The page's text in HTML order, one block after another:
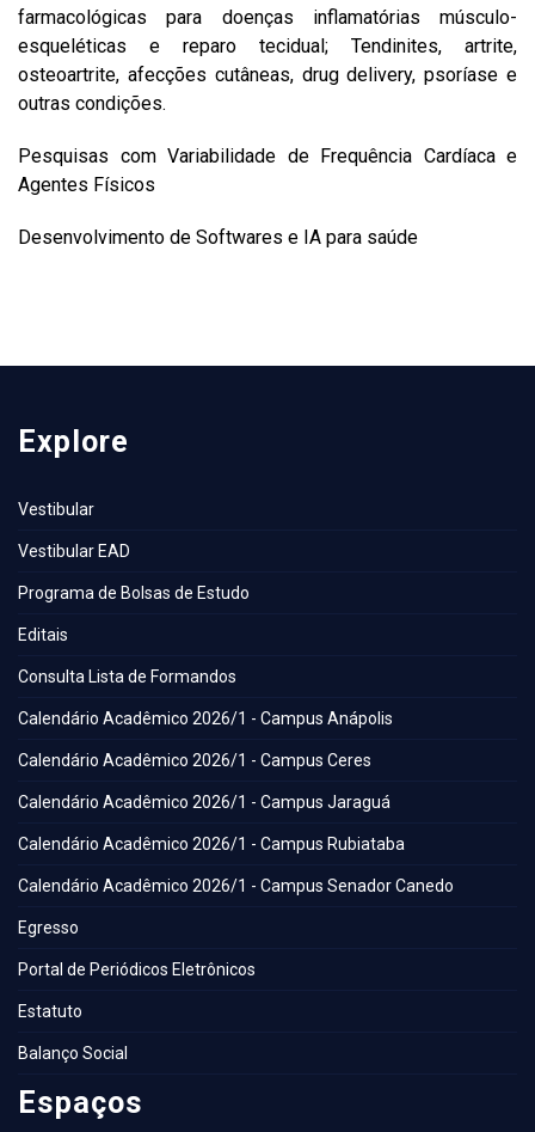
farmacológicas para doenças inflamatórias músculo-
esqueléticas e reparo tecidual; Tendinites, artrite,
osteoartrite, afecções cutâneas, drug delivery, psoríase e
outras condições.
Pesquisas com Variabilidade de Frequência Cardíaca e
Agentes Físicos
Desenvolvimento de Softwares e IA para saúde
Explore
Vestibular
Vestibular EAD
Programa de Bolsas de Estudo
Editais
Consulta Lista de Formandos
Calendário Acadêmico 2026/1 - Campus Anápolis
Calendário Acadêmico 2026/1 - Campus Ceres
Calendário Acadêmico 2026/1 - Campus Jaraguá
Calendário Acadêmico 2026/1 - Campus Rubiataba
Calendário Acadêmico 2026/1 - Campus Senador Canedo
Egresso
Portal de Periódicos Eletrônicos
Estatuto
Balanço Social
Espaços